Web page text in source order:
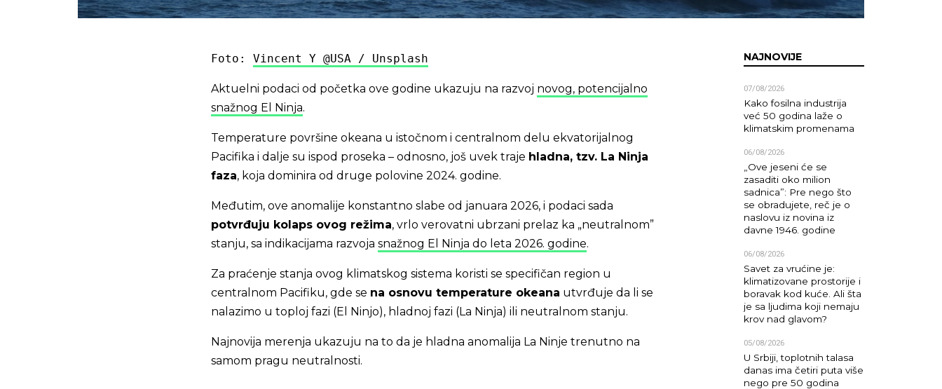
Foto: Vincent Y @USA / Unsplash
Aktuelni podaci od početka ove godine ukazuju na razvoj novog, potencijalno
snažnog El Ninja.
Temperature površine okeana u istočnom i centralnom delu ekvatorijalnog
Pacifika i dalje su ispod proseka – odnosno, još uvek traje hladna, tzv. La Ninja
faza, koja dominira od druge polovine 2024. godine.
Međutim, ove anomalije konstantno slabe od januara 2026, i podaci sada
potvrđuju kolaps ovog režima, vrlo verovatni ubrzani prelaz ka „neutralnom”
stanju, sa indikacijama razvoja snažnog El Ninja do leta 2026. godine.
Za praćenje stanja ovog klimatskog sistema koristi se specifičan region u
centralnom Pacifiku, gde se na osnovu temperature okeana utvrđuje da li se
nalazimo u toploj fazi (El Ninjo), hladnoj fazi (La Ninja) ili neutralnom stanju.
Najnovija merenja ukazuju na to da je hladna anomalija La Ninje trenutno na
samom pragu neutralnosti.
NAJNOVIJE
07/08/2026
Kako fosilna industrija
već 50 godina laže o
klimatskim promenama
06/08/2026
„Ove jeseni će se
zasaditi oko milion
sadnica”: Pre nego što
se obradujete, reč je o
naslovu iz novina iz
davne 1946. godine
06/08/2026
Savet za vrućine je:
klimatizovane prostorije i
boravak kod kuće. Ali šta
je sa ljudima koji nemaju
krov nad glavom?
05/08/2026
U Srbiji, toplotnih talasa
danas ima četiri puta više
nego pre 50 godina